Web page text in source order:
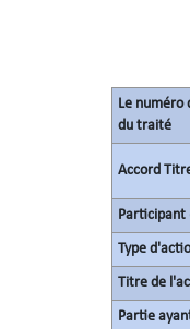
Le numéro
du traité
Accord
Participant
Type
Titre de
Partie